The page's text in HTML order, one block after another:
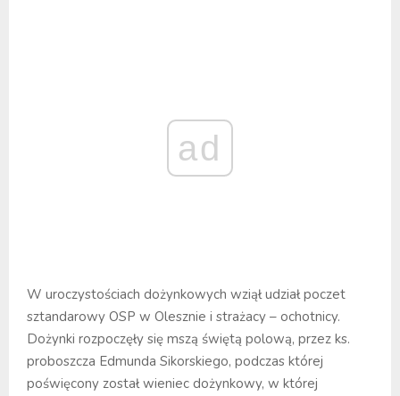
ad
W uroczystościach dożynkowych wziął udział poczet
sztandarowy OSP w Olesznie i strażacy – ochotnicy.
Dożynki rozpoczęły się mszą świętą polową, przez ks.
proboszcza Edmunda Sikorskiego, podczas której
poświęcony został wieniec dożynkowy, w której